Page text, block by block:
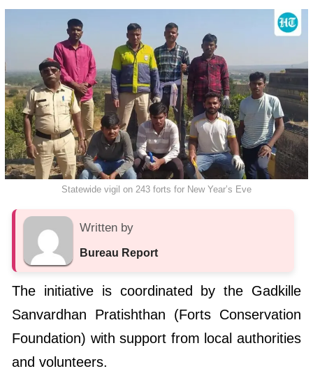
Statewide vigil on 243 forts for New Year’s Eve
Written by
Bureau Report
The initiative is coordinated by the Gadkille
Sanvardhan Pratishthan (Forts Conservation
Foundation) with support from local authorities
and volunteers.